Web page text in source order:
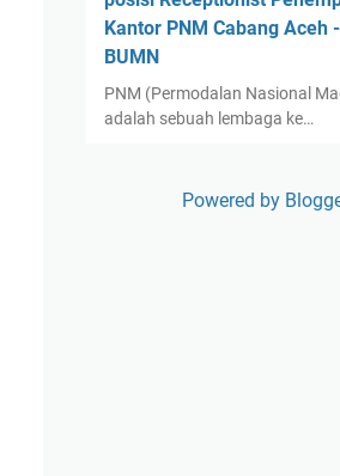
Kantor PNM Cabang Aceh
BUMN
PNM (Permodalan Nasional
adalah sebuah lembaga ke…
Powered by